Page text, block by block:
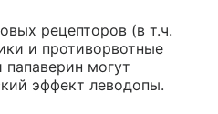
рецепторов (в т.ч.
и противорвотные
могут
эффект леводопы.